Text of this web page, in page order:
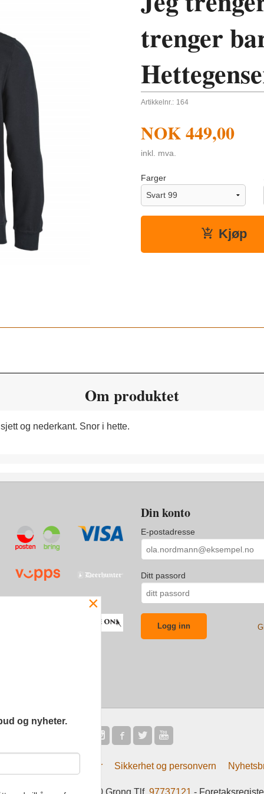
trenger
Artikkelnr.: 164
NOK449,00
inkl. mva.
Farger
Kjøp
Om produktet
og nederkant. Snor i hette.
Din konto
E-postadresse
Ditt passord
Kjøpsbetingelser Sikkerhet og personvern
AS Eliasmoen 4 7870 Grong Tlf. 97737121 -
×
og nyheter.